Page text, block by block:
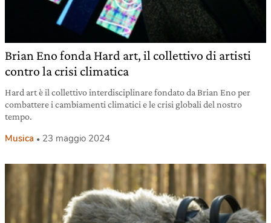
Brian Eno fonda Hard art, il collettivo di artisti
contro la crisi climatica
Hard art è il collettivo interdisciplinare fondato da Brian Eno per
combattere i cambiamenti climatici e le crisi globali del nostro
tempo.
Musica 23 maggio 2024